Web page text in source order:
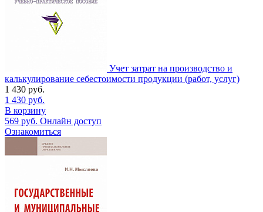
Учет затрат на производство и
калькулирование себестоимости продукции (работ, услуг)
1 430 руб.
1 430 руб.
В корзину
569 руб. Онлайн доступ
Ознакомиться